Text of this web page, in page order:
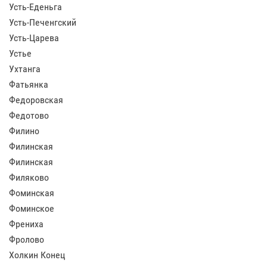
Усть-Еденьга
Усть-Печенгский
Усть-Царева
Устье
Ухтанга
Фатьянка
Федоровская
Федотово
Филино
Филинская
Филинская
Филяково
Фоминская
Фоминское
Френиха
Фролово
Холкин Конец